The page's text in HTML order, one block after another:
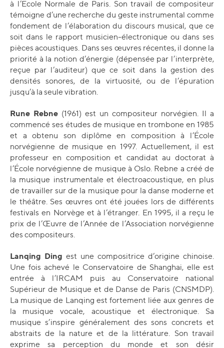
à l’Ecole Normale de Paris. Son travail de compositeur
témoigne d’une recherche du geste instrumental comme
fondement de l’élaboration du discours musical, que ce
soit dans le rapport musicien-électronique ou dans ses
pièces acoustiques. Dans ses œuvres récentes, il donne la
priorité à la notion d’énergie (dépensée par l’interprète,
reçue par l’auditeur) que ce soit dans la gestion des
densités sonores, de la virtuosité, ou de l’épuration
jusqu’à la seule vibration.
Rune Rebne (1961) est un compositeur norvégien. Il a
commencé ses études de musique en trombone en 1985
et a obtenu son diplôme en composition à l’École
norvégienne de musique en 1997. Actuellement, il est
professeur en composition et candidat au doctorat à
l’École norvégienne de musique à Oslo. Rebne a créé de
la musique instrumentale et électroacoustique, en plus
de travailler sur de la musique pour la danse moderne et
le théâtre. Ses œuvres ont été jouées lors de différents
festivals en Norvège et à l’étranger. En 1995, il a reçu le
prix de l’Œuvre de l’Année de l’Association norvégienne
des compositeurs.
Lanqing Ding est une compositrice d’origine chinoise.
Une fois achevé le Conservatoire de Shanghai, elle est
entrée à l’IRCAM puis au Conservatoire national
Supérieur de Musique et de Danse de Paris (CNSMDP).
La musique de Lanqing est fortement liée aux genres de
la musique vocale, acoustique et électronique. Sa
musique s’inspire généralement des sons concrets et
abstraits de la nature et de la littérature. Son travail
exprime sa perception du monde et son désir